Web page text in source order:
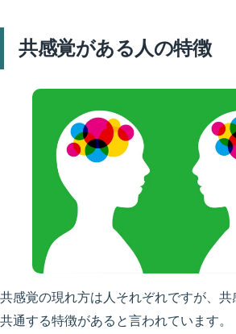
共感覚がある人の特徴
共感覚の現れ方は人それぞれですが、
共通する特徴がある と言われています。